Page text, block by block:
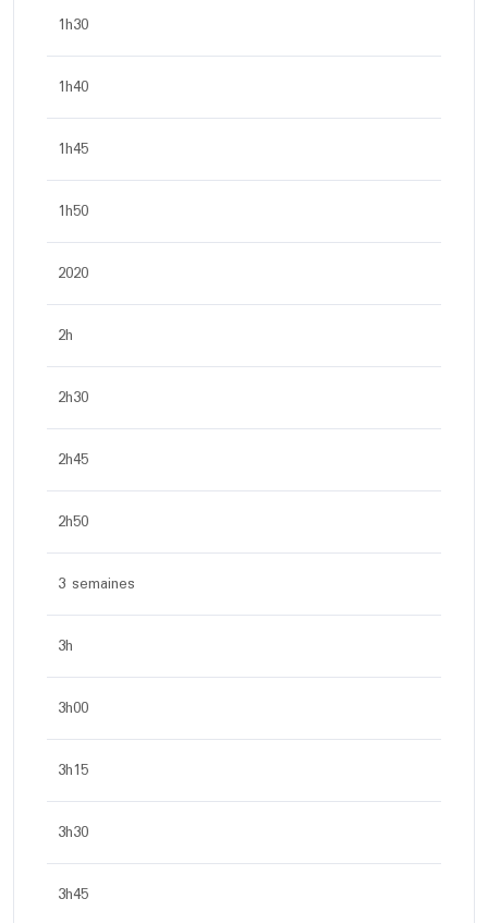
1h30
1h40
1h45
1h50
2020
2h
2h30
2h45
2h50
3 semaines
3h
3h00
3h15
3h30
3h45